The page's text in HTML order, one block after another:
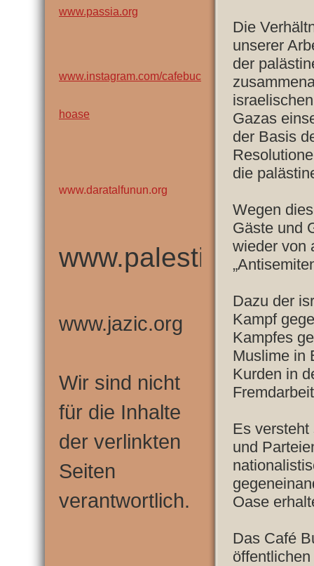
Die
unserer
der
Gazas
der Basis
die
Wegen
Gäste und
wieder von
Dazu der
Kampf
Kampfes
Muslime in
Kurden in
Es
und
Oase
Das Café
www.passia.org
www.instagram.com/cafebuc
hoase
www.daratalfunun.org
www.jazic.org
Wir sind nicht
für die Inhalte
der verlinkten
Seiten
verantwortlich.